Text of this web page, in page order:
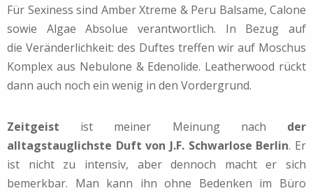
Für Sexiness sind Amber Xtreme & Peru Balsame, Calone
sowie Algae Absolue verantwortlich. In Bezug auf
die Veränderlichkeit: des Duftes treffen wir auf Moschus
Komplex aus Nebulone & Edenolide. Leatherwood rückt
dann auch noch ein wenig in den Vordergrund.
Zeitgeist ist meiner Meinung nach der
alltagstauglichste Duft von J.F. Schwarlose Berlin. Er
ist nicht zu intensiv, aber dennoch macht er sich
bemerkbar. Man kann ihn ohne Bedenken im Büro